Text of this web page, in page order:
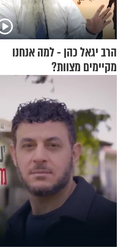
הרב יגאל כהן - למה אנחנו
מקיימים מצוות?